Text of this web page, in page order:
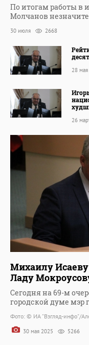
По итогам работы в
Молчанов
30 июля 2668
28 мая
26
Михаилу
Ладу
Сегодня на 69-м
городской думе мэр
Фото: © ИА "Взгляд-инфо"/
30 мая 2025 5266